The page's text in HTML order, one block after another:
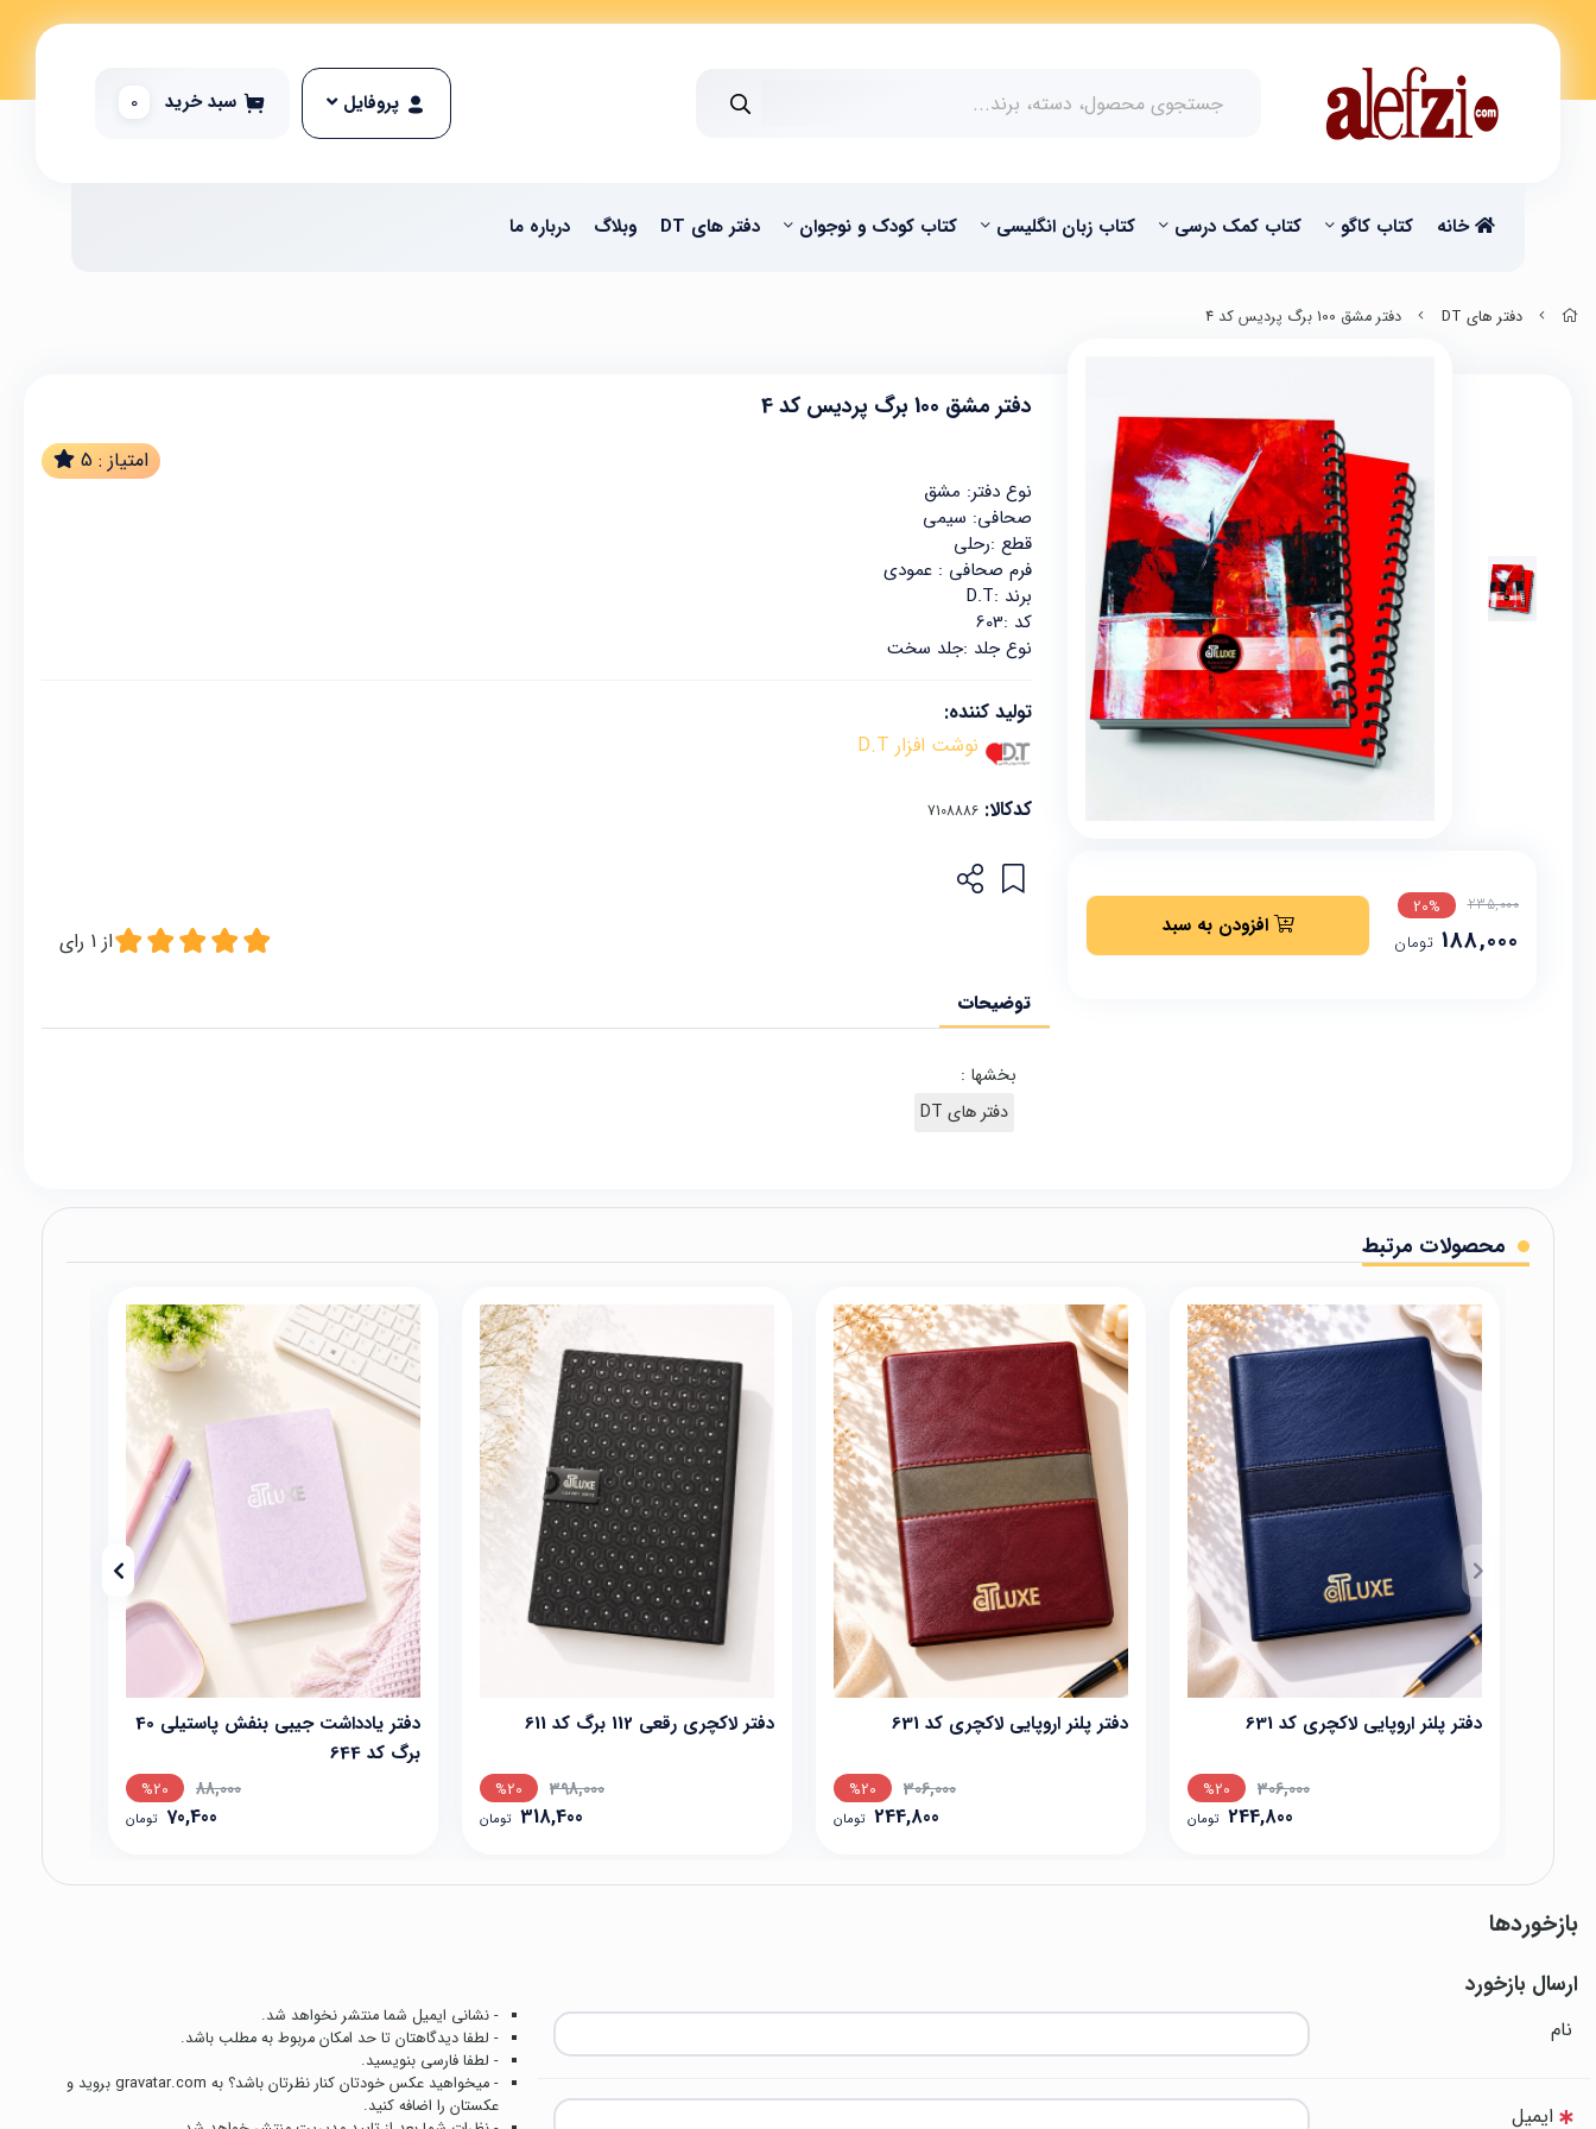
پروفایل سبد خرید 0
خانه کتاب کاگو کتاب‌‌ کمک درسی کتاب زبان انگلیسی کتاب کودک و نوجوان دفتر های DT وبلاگ درباره ما
دفتر های DT دفتر مشق 100 برگ پردیس کد 4
235,000
20%
188,000 تومان
افزودن به سبد
دفتر مشق 100 برگ پردیس کد 4
امتیاز : 5
نوع دفتر: مشق
صحافی: سیمی
قطع :رحلی
فرم صحافی : عمودی
برند :D.T
کد :603
نوع جلد :جلد سخت
تولید کننده:
نوشت افزار D.T
کدکالا:
از 1 رای
توضیحات
بخشها :
دفتر های DT
محصولات مرتبط
دفتر پلنر اروپایی لاکچری کد 631
306,000
%20
244,800 تومان
دفتر پلنر اروپایی لاکچری کد 631
306,000
%20
244,800 تومان
دفتر لاکچری رقعی 112 برگ کد 611
398,000
%20
318,400 تومان
دفتر یادداشت جیبی بنفش پاستیلی 40
برگ کد 644
88,000
%20
70,400 تومان
بازخوردها
ارسال بازخورد
نام
ایمیل
- نشانی ایمیل شما منتشر نخواهد شد.
- لطفا دیدگاهتان تا حد امکان مربوط به مطلب باشد.
- لطفا فارسی بنویسید.
- میخواهید عکس خودتان کنار نظرتان باشد؟ به gravatar.com بروید و
عکستان را اضافه کنید.